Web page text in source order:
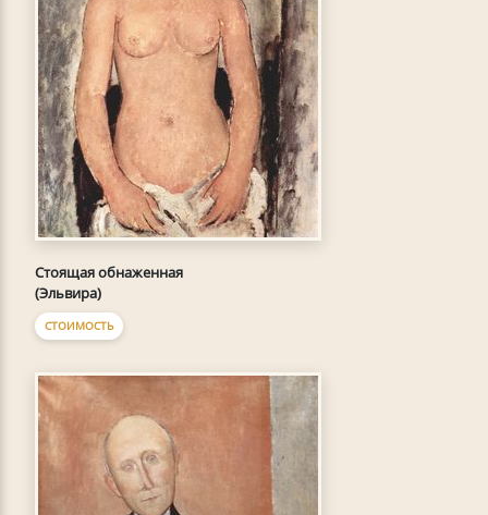
Стоящая обнаженная
(Эльвира)
СТОИМОСТЬ